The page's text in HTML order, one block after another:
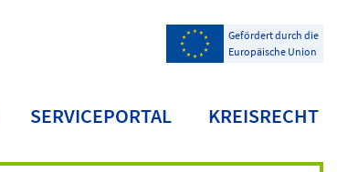
Gefördert durch die
Europäische Union
SERVICEPORTAL KREISRECHT